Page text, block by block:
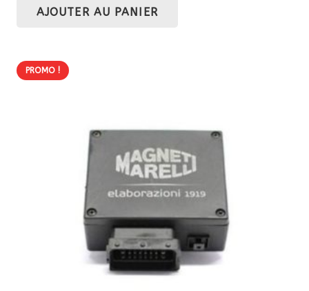
initial
actuel
AJOUTER AU PANIER
PROMO !